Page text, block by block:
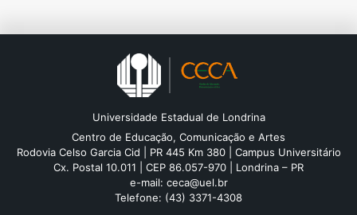
Universidade Estadual de Londrina
Centro de Educação, Comunicação e Artes
Rodovia Celso Garcia Cid | PR 445 Km 380 | Campus Universitário
Cx. Postal 10.011 | CEP 86.057-970 | Londrina – PR
e-mail: ceca@uel.br
Telefone: (43) 3371-4308